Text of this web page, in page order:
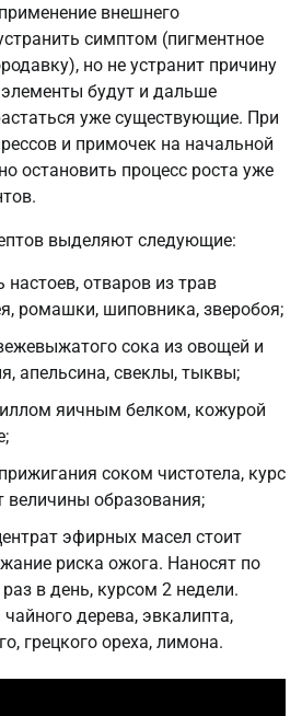
внешнего
симптом (пигментное
но не устранит причину
будут и дальше
уже существующие. При
и примочек на начальной
остановить процесс роста уже
выделяют следующие:
настоев, отваров из трав
ромашки, шиповника, зверобоя;
сока из овощей и
апельсина, свеклы, тыквы;
яичным белком, кожурой
соком чистотела, курс
величины образования;
эфирных масел стоит
риска ожога. Наносят по
в день, курсом 2 недели.
дерева, эвкалипта,
грецкого ореха, лимона.